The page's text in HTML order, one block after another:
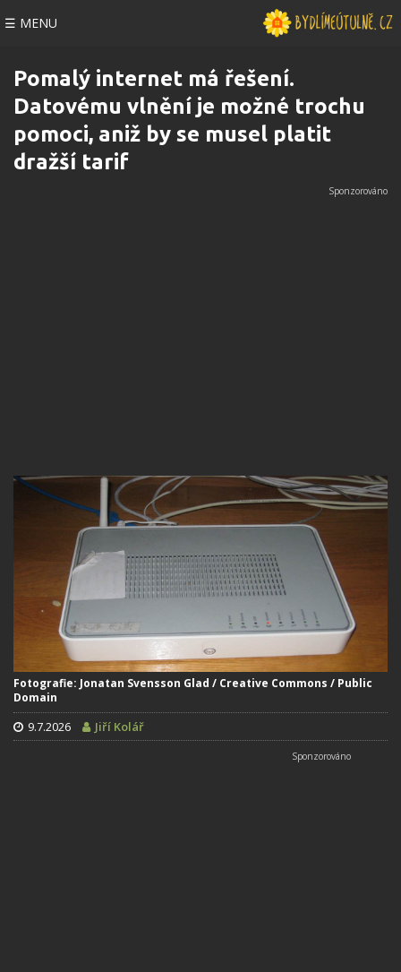
☰ MENU
Pomalý internet má řešení.
Datovému vlnění je možné trochu
pomoci, aniž by se musel platit
dražší tarif
Fotografie: Jonatan Svensson Glad / Creative Commons / Public
Domain
9.7.2026 Jiří Kolář